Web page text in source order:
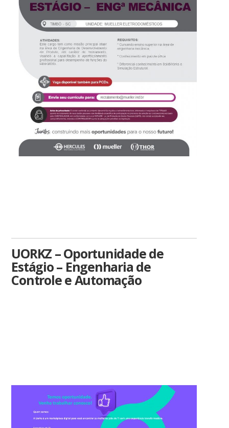
UORKZ – Oportunidade de
Estágio – Engenharia de
Controle e Automação